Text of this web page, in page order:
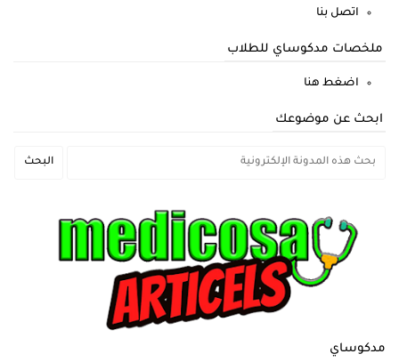
اتصل بنا
ملخصات مدكوساي للطلاب
اضغط هنا
ابحث عن موضوعك
مدكوساي